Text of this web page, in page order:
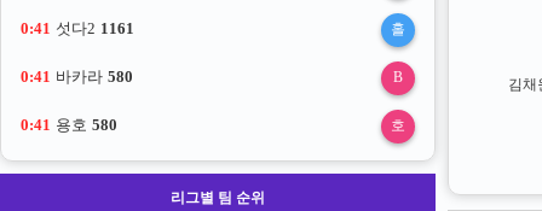
0:40 섯다2 1161 홀
0:40 바카라 580 B
0:40 용호 580 호
리그별 팀 순위
김채